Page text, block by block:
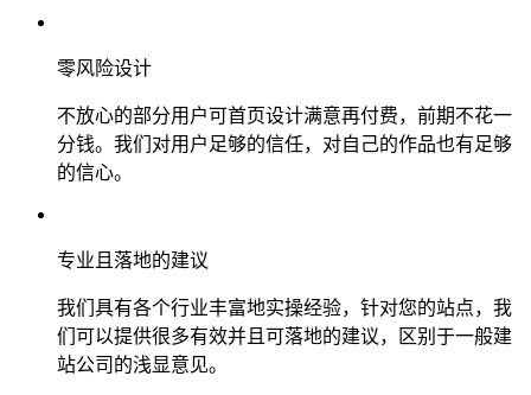
零风险设计
不放心的部分用户可首页设计满意再付费，前期不花一
分钱。我们对用户足够的信任，对自己的作品也有足够
的信心。
专业且落地的建议
我们具有各个行业丰富地实操经验，针对您的站点，我
们可以提供很多有效并且可落地的建议，区别于一般建
站公司的浅显意见。